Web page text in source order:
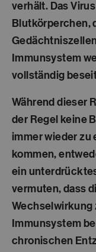
verhält. Das
Blutkörperchen,
Immunsystem
vollständig
Während dieser
der Regel keine
immer wieder zu
kommen,
ein
vermuten, dass
Wechselwirkung
Immunsystem
chronischen